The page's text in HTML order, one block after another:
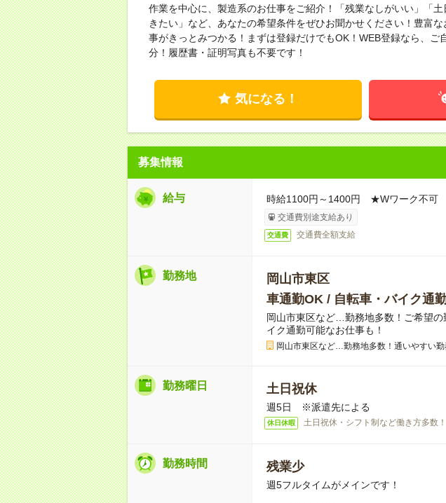
作業を中心に、製造系のお仕事をご紹介！「残業なしがいい」「
きたい」など、あなたの希望条件をぜひお聞かせください！豊富
事がきっとみつかる！まずは登録だけでもOK！WEB登録なら、ご
分！履歴書・証明写真も不要です！
気になる！
募集情報
給与 時給1100円～1400円 ★Wワーク不可
交通費別途支給あり
交通費 交通費全額支給
勤務地
岡山市東区
車通勤OK / 自転車・バイク通
岡山市東区など…勤務地多数！ご希望
イク通勤可能なお仕事も！
岡山市東区など…勤務地多数！通いやすい勤
勤務曜日 土日祝休
週5日 ※派遣先による
休日休暇 土日祝休・シフト制など働き方多数！
勤務時間 残業少
週5フルタイムがメインです！